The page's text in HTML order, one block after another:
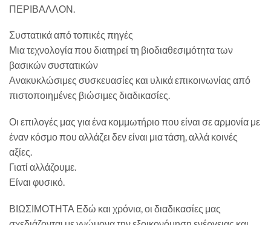
ΠΕΡΙΒΑΛΛΟΝ.
Συστατικά από τοπικές πηγές
Μια τεχνολογία που διατηρεί τη βιοδιαθεσιμότητα των
βασικών συστατικών
Ανακυκλώσιμες συσκευασίες και υλικά επικοινωνίας από
πιστοποιημένες βιώσιμες διαδικασίες.
Οι επιλογές μας για ένα κομμωτήριο που είναι σε αρμονία με
έναν κόσμο που αλλάζει δεν είναι μια τάση, αλλά κοινές
αξίες.
Γιατί αλλάζουμε.
Είναι φυσικό.
ΒΙΩΣΙΜΟΤΗΤΑ Εδώ και χρόνια, οι διαδικασίες μας